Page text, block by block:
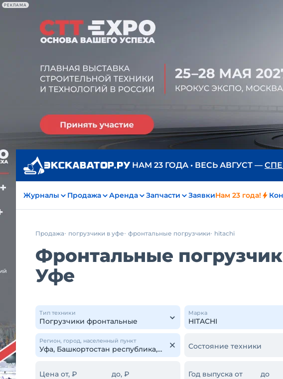
РЕКЛАМА
НАМ 23 ГОДА • ВЕСЬ АВГУСТ —
Журналы Продажа Аренда Запчасти ЗаявкиНам 23 года!
Продажа погрузчики в уфе фронтальные погрузчики hitachi
Фронтальные
Уфе
Тип техники Марка
Регион, город, населенный пункт
Состояние техники
Цена от, ₽ до, ₽ Год выпуска от до